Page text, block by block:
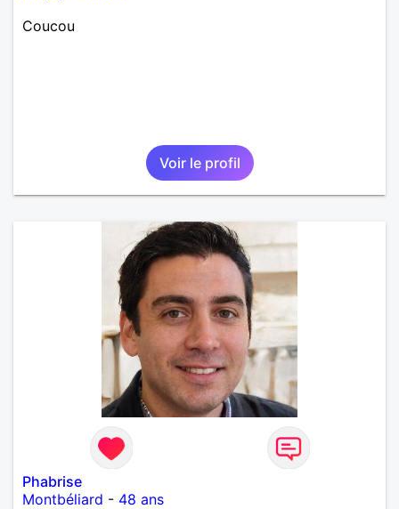
Coucou
Voir le profil
Phabrise
Montbéliard - 48 ans